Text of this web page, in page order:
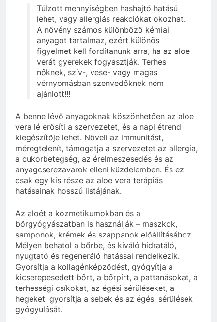
Túlzott mennyiségben hashajtó hatású
lehet, vagy allergiás reakciókat okozhat.
A növény számos különböző kémiai
anyagot tartalmaz, ezért különös
figyelmet kell fordítanunk arra, ha az aloe
verát gyerekek fogyasztják. Terhes
nőknek, szív-, vese- vagy magas
vérnyomásban szenvedőknek nem
ajánlott!!!
A benne lévő anyagoknak köszönhetően az aloe
vera lé erősíti a szervezetet, és a napi étrend
kiegészítője lehet. Növeli az immunitást,
méregtelenít, támogatja a szervezetet az allergia,
a cukorbetegség, az érelmeszesedés és az
anyagcserezavarok elleni küzdelemben. És ez
csak egy kis része az aloe vera terápiás
hatásainak hosszú listájának.
Az aloét a kozmetikumokban és a
bőrgyógyászatban is használják – maszkok,
samponok, krémek és szappanok előállításához.
Mélyen behatol a bőrbe, és kiváló hidratáló,
nyugtató és regeneráló hatással rendelkezik.
Gyorsítja a kollagénképződést, gyógyítja a
kicserepesedett bőrt, a bőrpírt, a pattanásokat, a
terhességi csíkokat, az égési sérüléseket, a
hegeket, gyorsítja a sebek és az égési sérülések
gyógyulását.